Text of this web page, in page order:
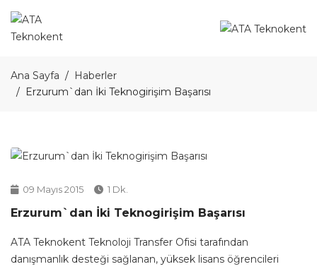
Ana Sayfa
Haberler
Erzurum`dan İki Teknogirişim Başarısı
09 Mayıs 2015 1 Dk.
Erzurum`dan İki Teknogirişim Başarısı
ATA Teknokent Teknoloji Transfer Ofisi tarafından
danışmanlık desteği sağlanan, yüksek lisans öğrencileri